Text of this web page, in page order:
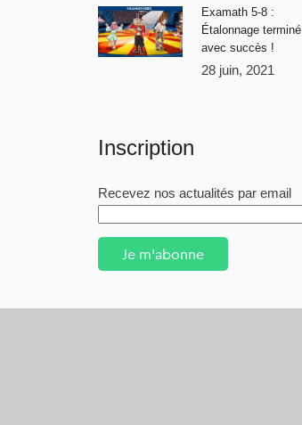
Examath 5-8 :
Étalonnage terminé
avec succès !
28 juin, 2021
Inscription
Recevez nos actualités par email
Je m'abonne